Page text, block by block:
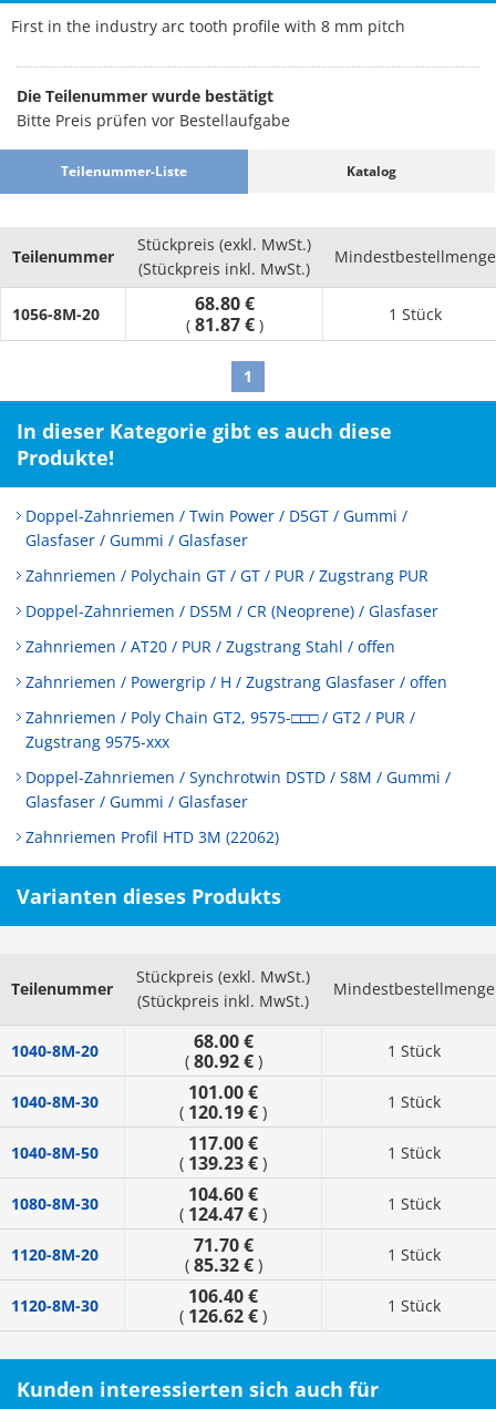
First in the industry arc tooth profile with 8 mm pitch
Die Teilenummer wurde bestätigt
Bitte Preis prüfen vor Bestellaufgabe
Teilenummer-Liste Katalog
Teilenummer
Stückpreis (exkl. MwSt.)
(Stückpreis inkl. MwSt.)
Mindestbestellmenge
1056-8M-20 68.80 €
( 81.87 € )
1 Stück
1
In dieser Kategorie gibt es auch diese
Produkte!
Doppel-Zahnriemen / Twin Power / D5GT / Gummi /
Glasfaser / Gummi / Glasfaser
Zahnriemen / Polychain GT / GT / PUR / Zugstrang PUR
Doppel-Zahnriemen / DS5M / CR (Neoprene) / Glasfaser
Zahnriemen / AT20 / PUR / Zugstrang Stahl / offen
Zahnriemen / Powergrip / H / Zugstrang Glasfaser / offen
Zahnriemen / Poly Chain GT2, 9575-□□□ / GT2 / PUR /
Zugstrang 9575-xxx
Doppel-Zahnriemen / Synchrotwin DSTD / S8M / Gummi /
Glasfaser / Gummi / Glasfaser
Zahnriemen Profil HTD 3M (22062)
Varianten dieses Produkts
Teilenummer
Stückpreis (exkl. MwSt.)
(Stückpreis inkl. MwSt.)
Mindestbestellmenge
1040-8M-20 68.00 €
( 80.92 €) 1 Stück
1040-8M-30 101.00 €
( 120.19 € ) 1 Stück
1040-8M-50 117.00 €
( 139.23 € ) 1 Stück
1080-8M-30 104.60 €
( 124.47 € ) 1 Stück
1120-8M-20 71.70 €
( 85.32 €) 1 Stück
1120-8M-30 106.40 €
( 126.62 € ) 1 Stück
Kunden interessierten sich auch für